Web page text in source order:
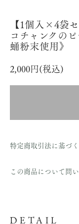
【1個入×4袋
コチャンクの
蛹粉末使用》
2,000円(税込)
特定商取引法に基づ
この商品について問
DETAIL